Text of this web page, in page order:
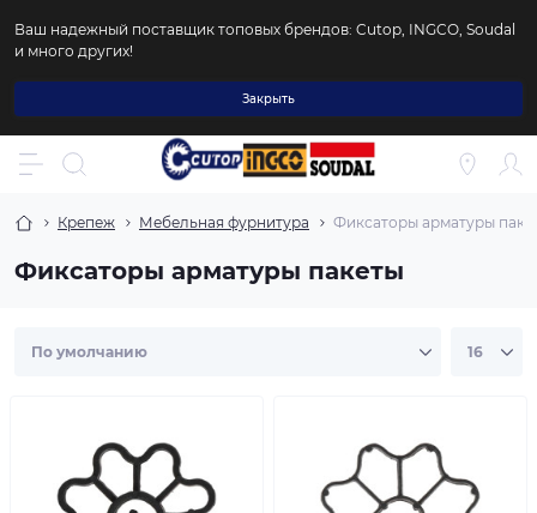
Ваш надежный поставщик топовых брендов: Cutop, INGCO, Soudal
и много других!
Закрыть
Крепеж Мебельная фурнитура Фиксаторы арматуры
Фиксаторы арматуры пакеты